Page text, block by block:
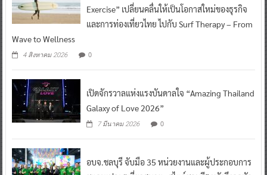
Exercise” เปลี่ยนคลื่นให้เป็นโอกาสใหม่ของธุรกิจ
และการท่องเที่ยวไทย ไปกับ Surf Therapy – From
Wave to Wellness
4 สิงหาคม 2026 0
เปิดจักรวาลแห่งแรงบันดาลใจ “Amazing Thailand
Galaxy of Love 2026”
7 มีนาคม 2026 0
อบจ.ชลบุรี จับมือ 35 หน่วยงานและผู้ประกอบการ